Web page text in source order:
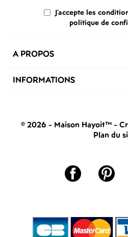
J'accepte les
politique de
A PROPOS
INFORMATIONS
© 2026 - Maison Hayoit™ -
Plan du
Facebook